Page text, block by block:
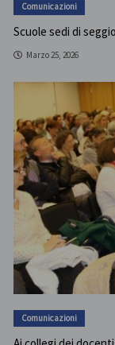
Comunicazioni
Scuole sedi di
Marzo 25, 2026
Comunicazioni